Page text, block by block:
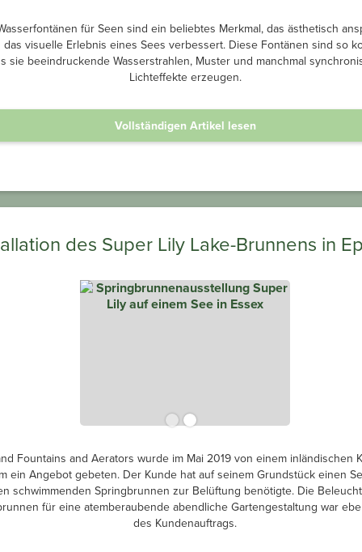
für Seen sind ein beliebtes Merkmal, das ästhetisch
das visuelle Erlebnis eines Sees verbessert. Diese Fontänen sind so
sie beeindruckende Wasserstrahlen, Muster und manchmal
Lichteffekte erzeugen.
Vollständigen Artikel lesen
des Super Lily Lake-Brunnens in
Fountains and Aerators wurde im Mai 2019 von einem inländischen
ein Angebot gebeten. Der Kunde hat auf seinem Grundstück einen
schwimmenden Springbrunnen zur Belüftung benötigte. Die
für eine atemberaubende abendliche Gartengestaltung war
des Kundenauftrags.